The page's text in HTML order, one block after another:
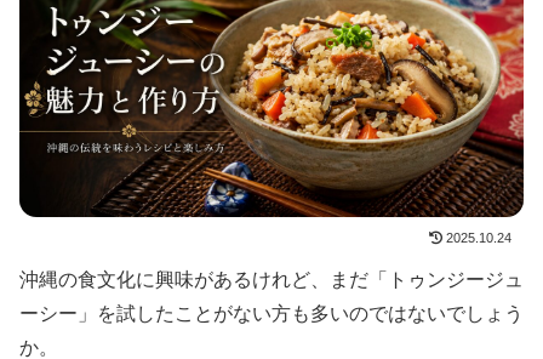
2025.10.24
沖縄の食文化に興味があるけれど、まだ「トゥンジージュ
ーシー」を試したことがない方も多いのではないでしょう
か。